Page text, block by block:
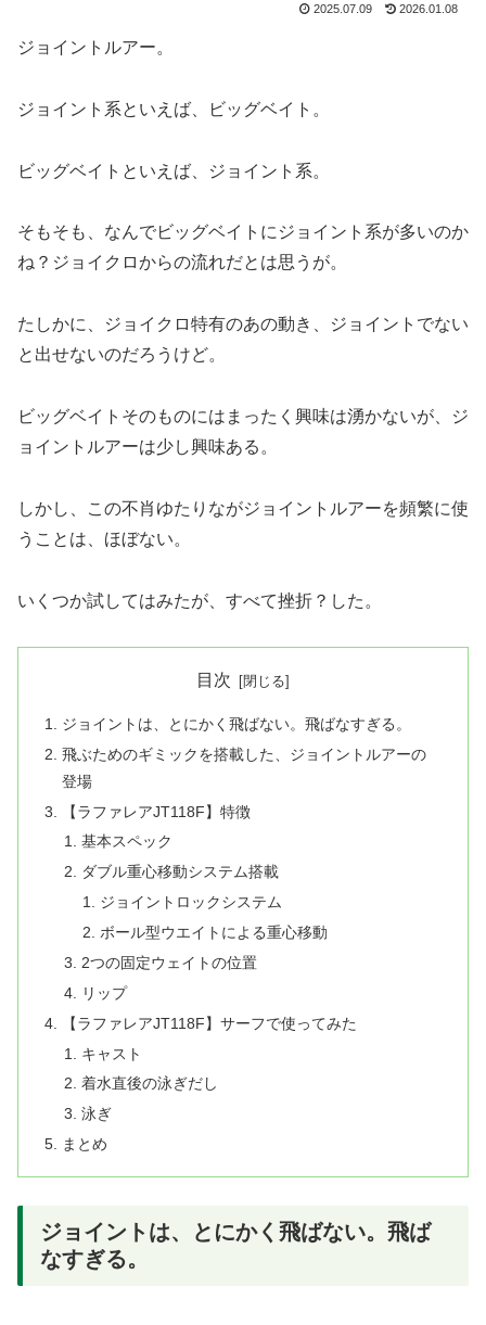
2025.07.09 2026.01.08
ジョイントルアー。
ジョイント系といえば、ビッグベイト。
ビッグベイトといえば、ジョイント系。
そもそも、なんでビッグベイトにジョイント系が多いのか
ね？ジョイクロからの流れだとは思うが。
たしかに、ジョイクロ特有のあの動き、ジョイントでない
と出せないのだろうけど。
ビッグベイトそのものにはまったく興味は湧かないが、ジ
ョイントルアーは少し興味ある。
しかし、この不肖ゆたりながジョイントルアーを頻繁に使
うことは、ほぼない。
いくつか試してはみたが、すべて挫折？した。
目次
ジョイントは、とにかく飛ばない。飛ばなすぎる。
飛ぶためのギミックを搭載した、ジョイントルアーの
登場
【ラファレアJT118F】特徴
基本スペック
ダブル重心移動システム搭載
ジョイントロックシステム
ボール型ウエイトによる重心移動
2つの固定ウェイトの位置
リップ
【ラファレアJT118F】サーフで使ってみた
キャスト
着水直後の泳ぎだし
泳ぎ
まとめ
ジョイントは、とにかく飛ばない。飛ば
なすぎる。